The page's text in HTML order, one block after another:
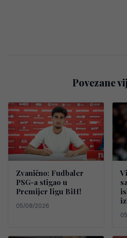
Povezane
Zvanično: Fudbaler
PSG-a stigao u
Premijer ligu BiH!
05/08/2026